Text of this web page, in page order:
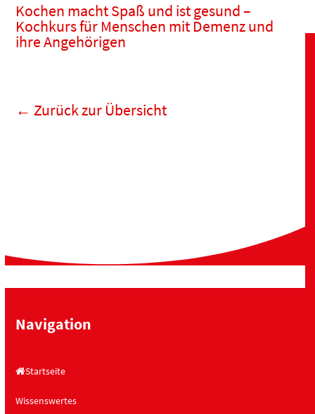
Kochen macht Spaß und ist gesund –
Kochkurs für Menschen mit Demenz und
ihre Angehörigen
← Zurück zur Übersicht
Navigation
Startseite
Wissenswertes